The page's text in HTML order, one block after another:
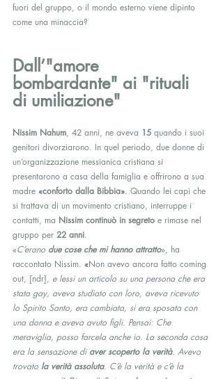
fuori del gruppo, o il mondo esterno viene dipinto
come una minaccia?
Dall’"amore
bombardante" ai "rituali
di umiliazione"
Nissim Nahum, 42 anni, ne aveva 15 quando i suoi
genitori divorziarono. In quel periodo, due donne di
un’organizzazione messianica cristiana si
presentarono a casa della famiglia e offrirono a sua
madre «conforto dalla Bibbia». Quando lei capì che
si trattava di un movimento cristiano, interruppe i
contatti, ma Nissim continuò in segreto e rimase nel
gruppo per 22 anni.
«C’erano due cose che mi hanno attratto», ha
raccontato Nissim. «Non avevo ancora fatto coming
out, [ndr], e lessi un articolo su una persona che era
stata gay, aveva studiato con loro, aveva ricevuto
lo Spirito Santo, era cambiata, si era sposata con
una donna e aveva avuto figli. Pensai: Che
meraviglia, posso farcela anche io. La seconda cosa
era la sensazione di aver scoperto la verità. Avevo
trovato la verità assoluta. C’è la verità e c’è la